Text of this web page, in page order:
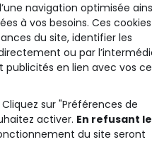
navigation optimisée
à vos besoins. Ces cookies
du site, identifier les
ou par
en lien avec vos
Cliquez sur "Préférences de
activer. En refusant
du site seront